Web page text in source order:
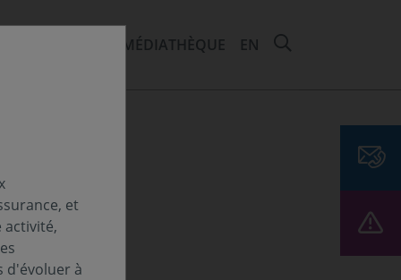
MÉDIATHÈQUE EN
et
activité,
d'évoluer à